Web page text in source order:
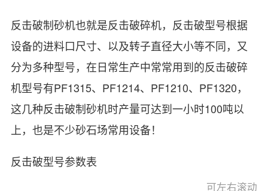
反击破制砂机也就是反击破碎机，反击破型号根据
设备的进料口尺寸、以及转子直径大小等不同，又
分为多种型号，在日常生产中常常用到的反击破碎
机型号有PF1315、PF1214、PF1210、PF1320，
这几种反击破制砂机时产量可达到一小时100吨以
上，也是不少砂石场常用设备！
反击破型号参数表